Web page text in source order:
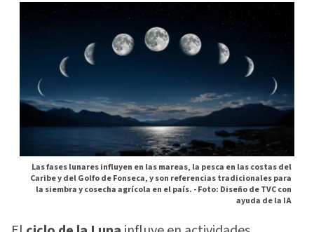
Las fases lunares influyen en las mareas, la pesca en las costas del
Caribe y del Golfo de Fonseca, y son referencias tradicionales para
la siembra y cosecha agrícola en el país. -Foto: Diseño de TVC con
ayuda de la IA